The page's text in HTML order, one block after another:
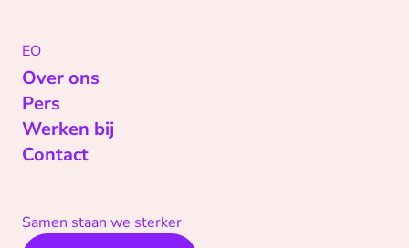
EO
Over ons
Pers
Werken bij
Contact
Samen staan we sterker